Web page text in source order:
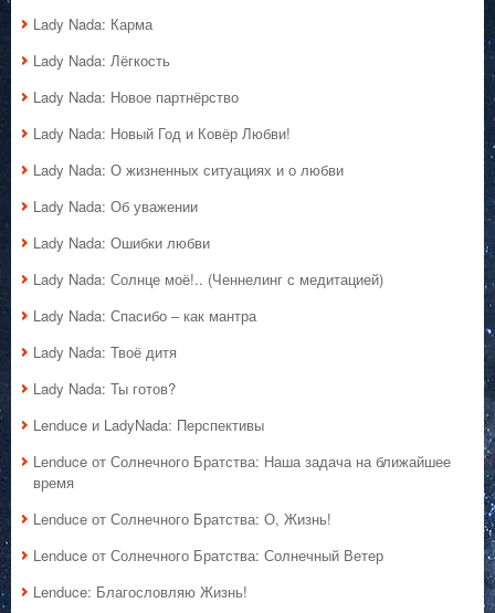
Lady Nada: Карма
Lady Nada: Лёгкость
Lady Nada: Новое партнёрство
Lady Nada: Новый Год и Ковёр Любви!
Lady Nada: О жизненных ситуациях и о любви
Lady Nada: Об уважении
Lady Nada: Ошибки любви
Lady Nada: Солнце моё!.. (Ченнелинг с медитацией)
Lady Nada: Спасибо – как мантра
Lady Nada: Твоё дитя
Lady Nada: Ты готов?
Lenduce и LadyNada: Перспективы
Lenduce от Солнечного Братства: Наша задача на ближайшее
время
Lenduce от Солнечного Братства: О, Жизнь!
Lenduce от Солнечного Братства: Солнечный Ветер
Lenduce: Благословляю Жизнь!